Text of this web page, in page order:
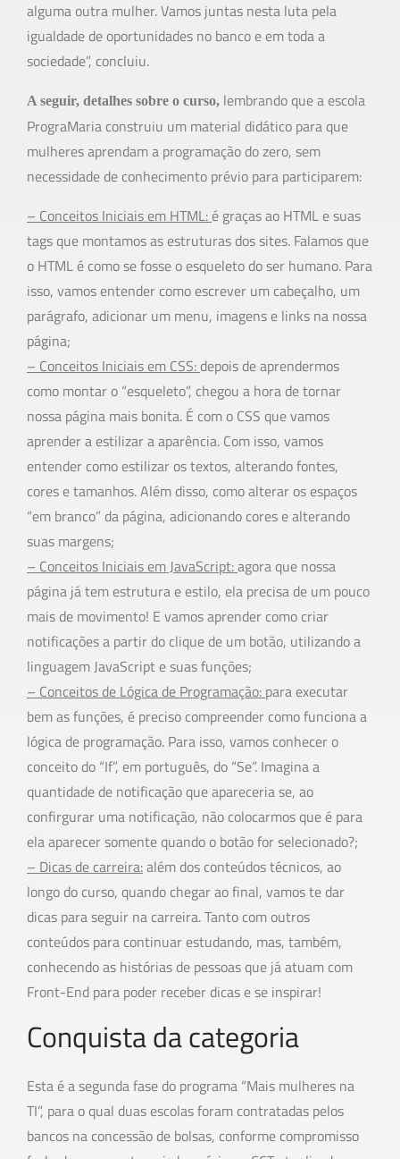
alguma outra mulher. Vamos juntas nesta luta pela
igualdade de oportunidades no banco e em toda a
sociedade”, concluiu.
A seguir, detalhes sobre o curso, lembrando que a escola
PrograMaria construiu um material didático para que
mulheres aprendam a programação do zero, sem
necessidade de conhecimento prévio para participarem:
– Conceitos Iniciais em HTML: é graças ao HTML e suas
tags que montamos as estruturas dos sites. Falamos que
o HTML é como se fosse o esqueleto do ser humano. Para
isso, vamos entender como escrever um cabeçalho, um
parágrafo, adicionar um menu, imagens e links na nossa
página;
– Conceitos Iniciais em CSS: depois de aprendermos
como montar o “esqueleto”, chegou a hora de tornar
nossa página mais bonita. É com o CSS que vamos
aprender a estilizar a aparência. Com isso, vamos
entender como estilizar os textos, alterando fontes,
cores e tamanhos. Além disso, como alterar os espaços
“em branco” da página, adicionando cores e alterando
suas margens;
– Conceitos Iniciais em JavaScript:agora que nossa
página já tem estrutura e estilo, ela precisa de um pouco
mais de movimento! E vamos aprender como criar
notificações a partir do clique de um botão, utilizando a
linguagem JavaScript e suas funções;
– Conceitos de Lógica de Programação: para executar
bem as funções, é preciso compreender como funciona a
lógica de programação. Para isso, vamos conhecer o
conceito do “If”, em português, do “Se”. Imagina a
quantidade de notificação que apareceria se, ao
confirgurar uma notificação, não colocarmos que é para
ela aparecer somente quando o botão for selecionado?;
– Dicas de carreira:além dos conteúdos técnicos, ao
longo do curso, quando chegar ao final, vamos te dar
dicas para seguir na carreira. Tanto com outros
conteúdos para continuar estudando, mas, também,
conhecendo as histórias de pessoas que já atuam com
Front-End para poder receber dicas e se inspirar!
Conquista da categoria
Esta é a segunda fase do programa “Mais mulheres na
TI”, para o qual duas escolas foram contratadas pelos
bancos na concessão de bolsas, conforme compromisso